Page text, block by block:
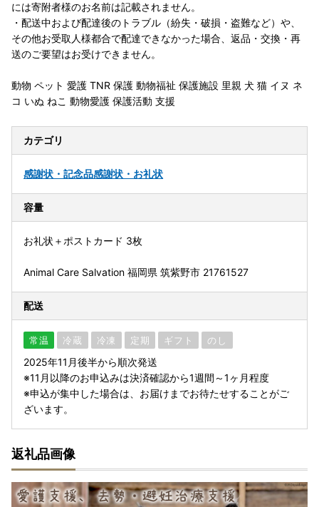
には寄附者様のお名前は記載されません。
・配送中および配達後のトラブル（紛失・破損・盗難など）や、
その他お受取人様都合で配達できなかった場合、返品・交換・再
送のご要望はお受けできません。
動物 ペット 愛護 TNR 保護 動物福祉 保護施設 里親 犬 猫 イヌ ネ
コ いぬ ねこ 動物愛護 保護活動 支援
カテゴリ
感謝状・記念品感謝状・お礼状
容量
お礼状＋ポストカード 3枚
Animal Care Salvation 福岡県 筑紫野市 21761527
配送
常温 冷蔵 冷凍 定期 ギフト のし
2025年11月後半から順次発送
※11月以降のお申込みは決済確認から1週間～1ヶ月程度
※申込が集中した場合は、お届けまでお待たせすることがご
ざいます。
返礼品画像